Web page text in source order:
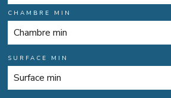
CHAMBRE MIN
SURFACE MIN